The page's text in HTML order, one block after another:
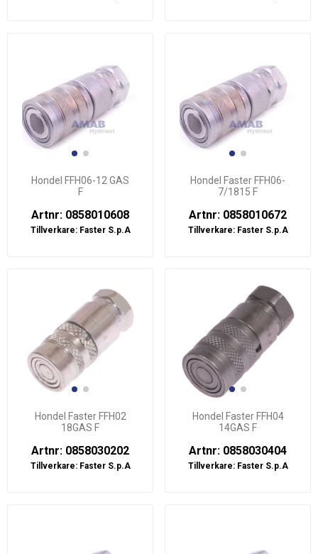
Hondel FFH06-12 GAS
F
Artnr: 0858010608
Tillverkare: Faster S.p.A
Hondel Faster FFH06-
7/1815 F
Artnr: 0858010672
Tillverkare: Faster S.p.A
Hondel Faster FFH02
18GAS F
Artnr: 0858030202
Tillverkare: Faster S.p.A
Hondel Faster FFH04
14GAS F
Artnr: 0858030404
Tillverkare: Faster S.p.A